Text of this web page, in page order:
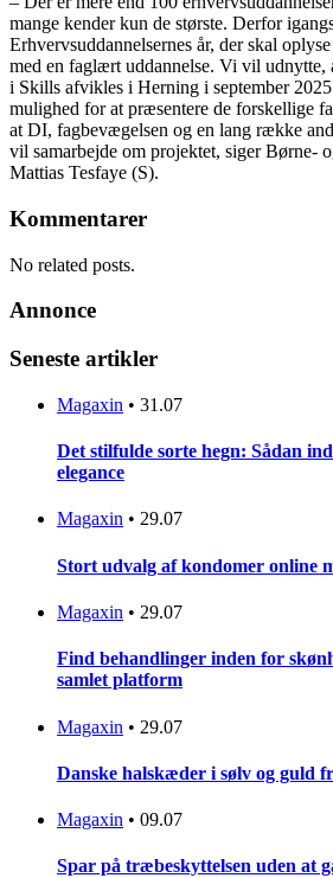
mange kender kun de største. Derfor
Erhvervsuddannelsernes år, der skal
med en faglært uddannelse. Vi vil udnytte,
i Skills afvikles i Herning i september
mulighed for at præsentere de forskellige
at DI, fagbevægelsen og en lang række
vil samarbejde om projektet, siger Børne-
Mattias Tesfaye (S).
Kommentarer
No related posts.
Annonce
Seneste artikler
Magaxin • 31.07
Det stilfulde sorte hegn: Sådan
elegance
Magaxin • 29.07
Stort udvalg af kondomer online
Magaxin • 29.07
Find behandlinger inden for
samlet platform
Magaxin • 29.07
Danske halskæder i sølv og guld
Magaxin • 09.07
Spar på træbeskyttelsen uden at